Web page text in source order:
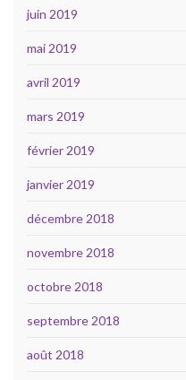
juin 2019
mai 2019
avril 2019
mars 2019
février 2019
janvier 2019
décembre 2018
novembre 2018
octobre 2018
septembre 2018
août 2018